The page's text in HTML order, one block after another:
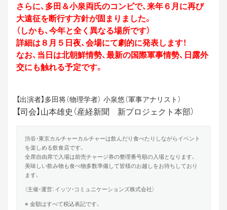
さらに、多田＆小泉両氏のコンビで、 来年６月に再び
大遠征を断行す方針が固まりました。
（しかも、今年と全く異なる場所です）
詳細は８月５日夜、会場にて劇的に発表します！
なお、当日は北朝鮮情勢、最新の国際軍事情勢、 日露外
交にも触れる予定です。
【出演者】多田将（物理学者） 小泉悠（軍事アナリスト）
【司会】山本雄史（産経新聞 新プロジェクト本部）
渋谷・東京カルチャーカルチャーは飲んだり食べたりしながらイベント
を楽しめる飲食店です。
全席自由席で入場は前売チャージ券の整理番号順の入場となります。
美味しい飲み物も食べ物多数準備して皆様のお越しをお待ちしており
ます。
（主催・運営：イッツ・コミュニケーションズ株式会社）
※ 金額はすべて税込表記です。